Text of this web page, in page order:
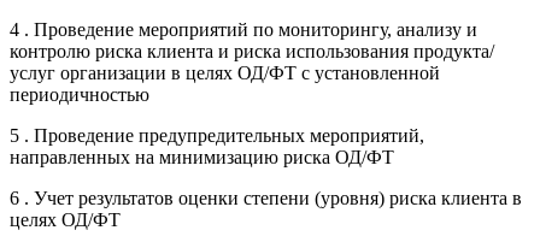
4 . Проведение мероприятий по мониторингу, анализу и
контролю риска клиента и риска использования продукта/
услуг организации в целях ОД/ФТ с установленной
периодичностью
5 . Проведение предупредительных мероприятий,
направленных на минимизацию риска ОД/ФТ
6 . Учет результатов оценки степени (уровня) риска клиента в
целях ОД/ФТ